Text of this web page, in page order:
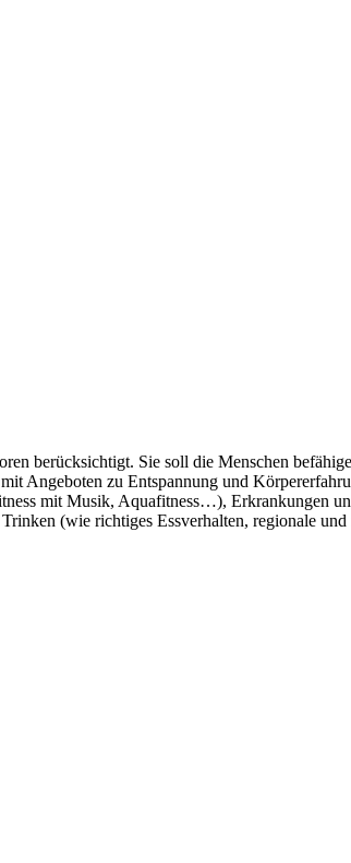
berücksichtigt. Sie soll die Menschen
Angeboten zu Entspannung und
mit Musik, Aquafitness…), Erkrankungen
(wie richtiges Essverhalten, regionale und